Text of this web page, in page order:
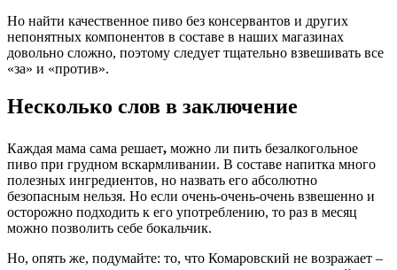
Но найти качественное пиво без консервантов и других
непонятных компонентов в составе в наших магазинах
довольно сложно, поэтому следует тщательно взвешивать все
«за» и «против».
Несколько слов в заключение
Каждая мама сама решает, можно ли пить безалкогольное
пиво при грудном вскармливании. В составе напитка много
полезных ингредиентов, но назвать его абсолютно
безопасным нельзя. Но если очень-очень-очень взвешенно и
осторожно подходить к его употреблению, то раз в месяц
можно позволить себе бокальчик.
Но, опять же, подумайте: то, что Комаровский не возражает –